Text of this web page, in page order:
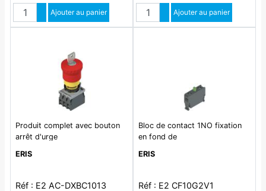
QuantitéAugmenter quantité
Diminuer quantité
Ajouter au panier QuantitéAugmenter quantité
Diminuer quantité
Ajouter au panier
Produit complet avec bouton
arrêt d'urge
ERIS
Réf : E2 AC-DXBC1013
Bloc de contact 1NO fixation
en fond de
ERIS
Réf : E2 CF10G2V1